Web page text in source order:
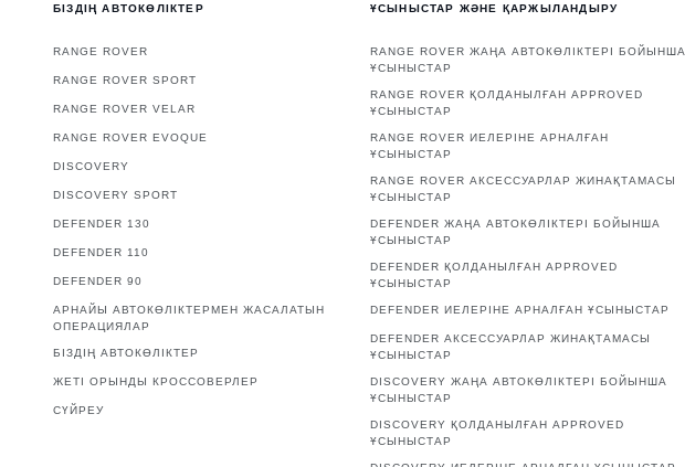
БІЗДІҢ АВТОКӨЛІКТЕР
RANGE ROVER
RANGE ROVER SPORT
RANGE ROVER VELAR
RANGE ROVER EVOQUE
DISCOVERY
DISCOVERY SPORT
DEFENDER 130
DEFENDER 110
DEFENDER 90
АРНАЙЫ АВТОКӨЛІКТЕРМЕН ЖАСАЛАТЫН
ОПЕРАЦИЯЛАР
БІЗДІҢ АВТОКӨЛІКТЕР
ЖЕТІ ОРЫНДЫ КРОССОВЕРЛЕР
СҮЙРЕУ
ҰСЫНЫСТАР ЖӘНЕ ҚАРЖЫЛАНДЫРУ
RANGE ROVER ЖАҢА АВТОКӨЛІКТЕРІ БОЙЫНША
ҰСЫНЫСТАР
RANGE ROVER ҚОЛДАНЫЛҒАН APPROVED
ҰСЫНЫСТАР
RANGE ROVER ИЕЛЕРІНЕ АРНАЛҒАН
ҰСЫНЫСТАР
RANGE ROVER АКСЕССУАРЛАР ЖИНАҚТАМАСЫ
ҰСЫНЫСТАР
DEFENDER ЖАҢА АВТОКӨЛІКТЕРІ БОЙЫНША
ҰСЫНЫСТАР
DEFENDER ҚОЛДАНЫЛҒАН APPROVED
ҰСЫНЫСТАР
DEFENDER ИЕЛЕРІНЕ АРНАЛҒАН ҰСЫНЫСТАР
DEFENDER АКСЕССУАРЛАР ЖИНАҚТАМАСЫ
ҰСЫНЫСТАР
DISCOVERY ЖАҢА АВТОКӨЛІКТЕРІ БОЙЫНША
ҰСЫНЫСТАР
DISCOVERY ҚОЛДАНЫЛҒАН APPROVED
ҰСЫНЫСТАР